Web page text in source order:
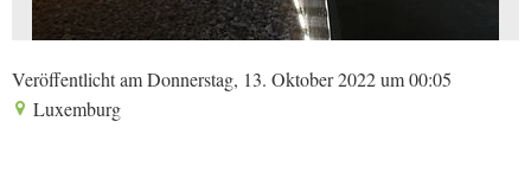
Veröffentlicht am Donnerstag, 13. Oktober 2022 um 00:05
Luxemburg